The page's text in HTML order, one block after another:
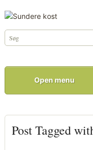
Open menu
Post Tagged